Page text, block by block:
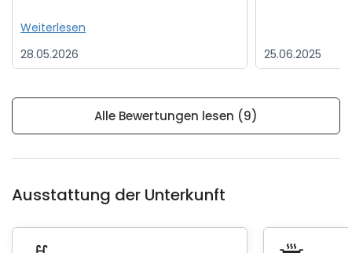
Weiterlesen
28.05.2026
25.06.2025
Alle Bewertungen lesen (9)
Ausstattung der Unterkunft